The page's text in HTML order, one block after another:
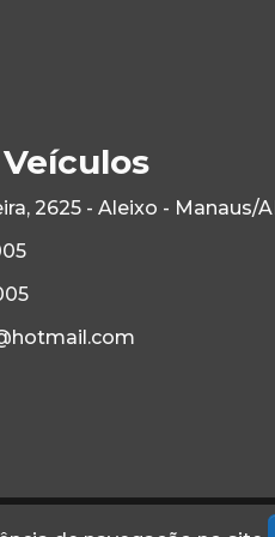
2625 - Aleixo - Manaus/